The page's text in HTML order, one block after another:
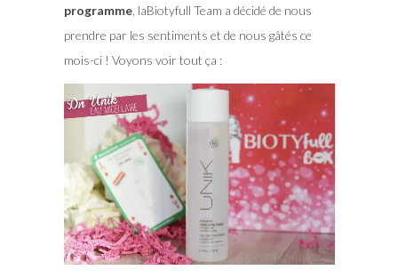
programme, laBiotyfull Team a décidé de nous
prendre par les sentiments et de nous gâtés ce
mois-ci ! Voyons voir tout ça :